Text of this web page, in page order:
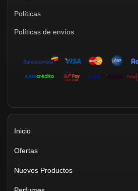
Políticas
Políticas de envíos
Inicio
Ofertas
Nuevos Productos